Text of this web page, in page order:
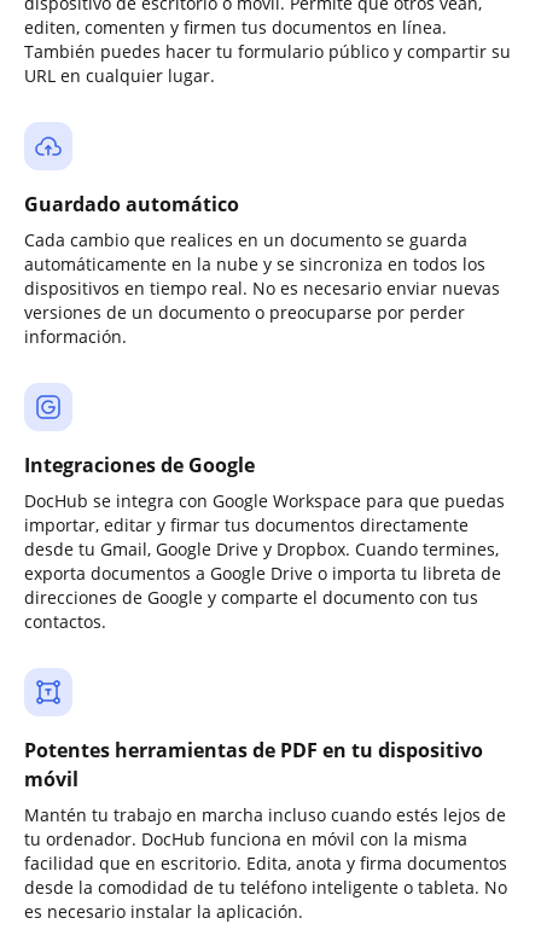
editen, comenten y firmen tus documentos en línea.
También puedes hacer tu formulario público y compartir su
URL en cualquier lugar.
Guardado automático
Cada cambio que realices en un documento se guarda
automáticamente en la nube y se sincroniza en todos los
dispositivos en tiempo real. No es necesario enviar nuevas
versiones de un documento o preocuparse por perder
información.
Integraciones de Google
DocHub se integra con Google Workspace para que puedas
importar, editar y firmar tus documentos directamente
desde tu Gmail, Google Drive y Dropbox. Cuando termines,
exporta documentos a Google Drive o importa tu libreta de
direcciones de Google y comparte el documento con tus
contactos.
Potentes herramientas de PDF en tu dispositivo
móvil
Mantén tu trabajo en marcha incluso cuando estés lejos de
tu ordenador. DocHub funciona en móvil con la misma
facilidad que en escritorio. Edita, anota y firma documentos
desde la comodidad de tu teléfono inteligente o tableta. No
es necesario instalar la aplicación.